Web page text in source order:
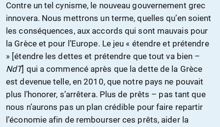
Contre un tel cynisme, le nouveau gouvernement grec
innovera. Nous mettrons un terme, quelles qu’en soient
les conséquences, aux accords qui sont mauvais pour
la Grèce et pour l’Europe. Le jeu « étendre et prétendre
» [étendre les dettes et prétendre que tout va bien –
NdT] qui a commencé après que la dette de la Grèce
est devenue telle, en 2010, que notre pays ne pouvait
plus l’honorer, s’arrêtera. Plus de prêts – pas tant que
nous n’aurons pas un plan crédible pour faire repartir
l’économie afin de rembourser ces prêts, aider la